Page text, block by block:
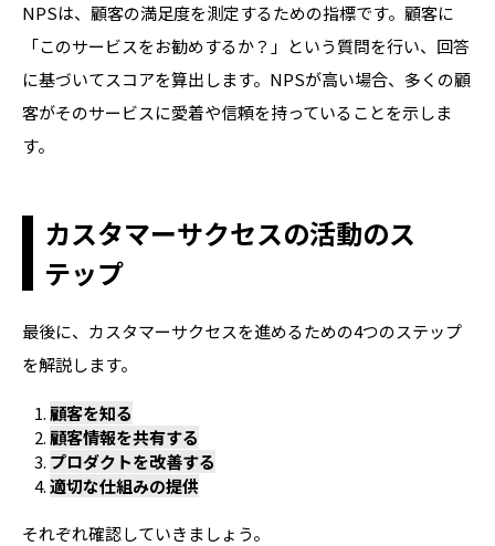
NPSは、顧客の満足度を測定するための指標です。顧客に
「このサービスをお勧めするか？」という質問を行い、回答
に基づいてスコアを算出します。NPSが高い場合、多くの顧
客がそのサービスに愛着や信頼を持っていることを示しま
す。
カスタマーサクセスの活動のス
テップ
最後に、カスタマーサクセスを進めるための4つのステップ
を解説します。
顧客を知る
顧客情報を共有する
プロダクトを改善する
適切な仕組みの提供
それぞれ確認していきましょう。